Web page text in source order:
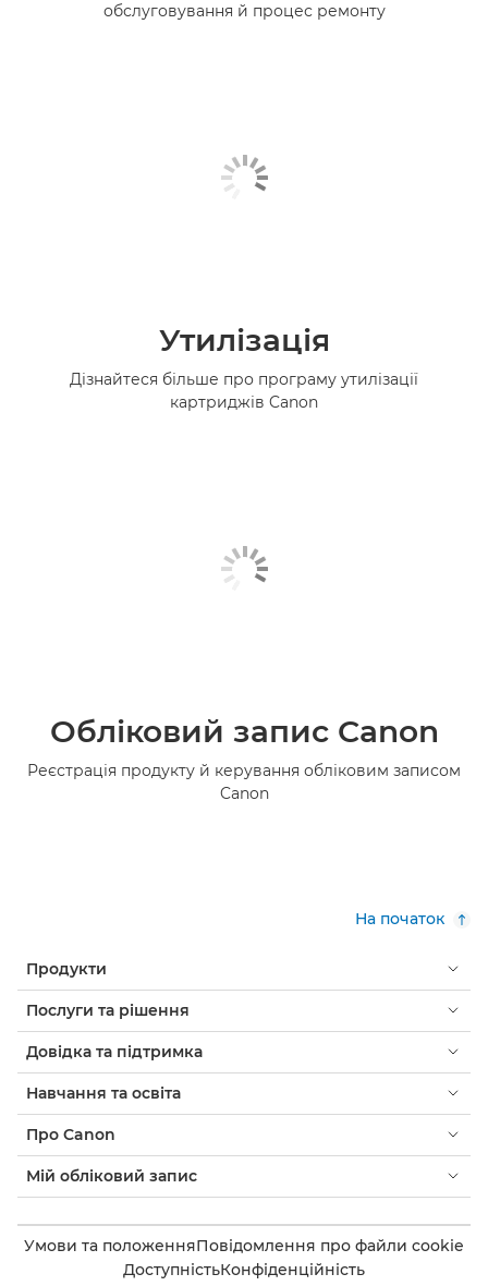
обслуговування й процес ремонту
Утилізація
Дізнайтеся більше про програму утилізації
картриджів Canon
Обліковий запис Canon
Реєстрація продукту й керування обліковим записом
Canon
На початок
Продукти
Послуги та рішення
Довідка та підтримка
Навчання та освіта
Про Canon
Мій обліковий запис
Умови та положенняПовідомлення про файли cookie
ДоступністьКонфіденційність